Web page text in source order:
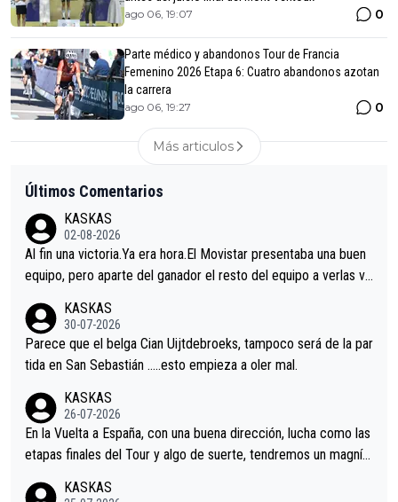
ago 06, 19:07 0
Parte médico y abandonos Tour de Francia
Femenino 2026 Etapa 6: Cuatro abandonos azotan
la carrera
ago 06, 19:27 0
Más articulos
Últimos Comentarios
KASKAS
02-08-2026
Al fin una victoria.Ya era hora.El Movistar presentaba una buen
equipo, pero aparte del ganador el resto del equipo a verlas ve
s.La única buena noticia es la mejoría de Enric Más en San Seb
astian.Si en la Vuelta a Burgos sigue la mejoría, podríamos ten
er alguna sorpresa en la Vuelta.Ojalá.
KASKAS
30-07-2026
Parece que el belga Cian Uijtdebroeks, tampoco será de la par
tida en San Sebastián …..esto empieza a oler mal.
KASKAS
26-07-2026
En la Vuelta a España, con una buena dirección, lucha como las
etapas finales del Tour y algo de suerte, tendremos un magnífi
KASKAS